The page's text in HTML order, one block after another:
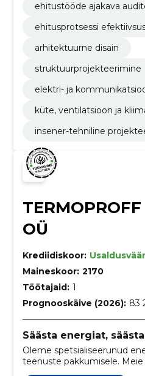
ehitustööde ajakava
ehitusprotsessi
arhitektuurne disain
struktuurprojekteerimine
elektri- ja
küte, ventilatsioon ja
insener-tehniline
TERMOPROFF
OÜ
Krediidiskoor:
Maineskoor: 2170
Töötajaid: 1
Prognooskäive (2026): 83
Säästa energiat,
Oleme spetsialiseerunud
teenuste pakkumisele.
säästa energiat, parandada